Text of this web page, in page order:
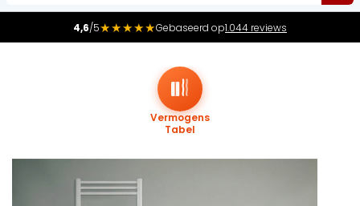
4,6/5★★★★★Gebaseerd op1.044 reviews
Vermogens
Tabel